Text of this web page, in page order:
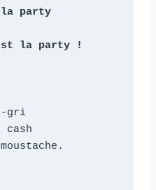
party
la party !
gri